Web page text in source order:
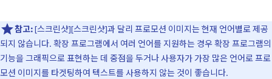
참고:[스크린샷][스크린샷]과 달리 프로모션 이미지는 현재 언어별로 제공
되지 않습니다. 확장 프로그램에서 여러 언어를 지원하는 경우 확장 프로그램의
기능을 그래픽으로 표현하는 데 중점을 두거나 사용자가 가장 많은 언어로 프로
모션 이미지를 타겟팅하여 텍스트를 사용하지 않는 것이 좋습니다.